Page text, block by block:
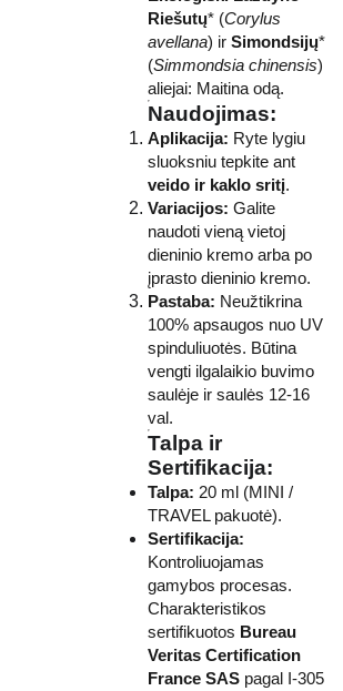
Riešutų* (Corylus
avellana) ir Simondsijų*
(Simmondsia chinensis)
aliejai: Maitina odą.
Naudojimas:
Aplikacija: Ryte lygiu
sluoksniu tepkite ant
veido ir kaklo sritį.
Variacijos: Galite
naudoti vieną vietoj
dieninio kremo arba po
įprasto dieninio kremo.
Pastaba: Neužtikrina
100% apsaugos nuo UV
spinduliuotės. Būtina
vengti ilgalaikio buvimo
saulėje ir saulės 12-16
val.
Talpa ir
Sertifikacija:
Talpa: 20 ml (MINI /
TRAVEL pakuotė).
Sertifikacija:
Kontroliuojamas
gamybos procesas.
Charakteristikos
sertifikuotos Bureau
Veritas Certification
France SAS pagal I-305